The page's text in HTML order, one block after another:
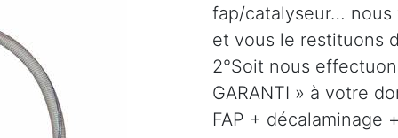
fap/catalyseur… nous
et vous le restituons
2°Soit nous
GARANTI » à votre
FAP + décalaminage